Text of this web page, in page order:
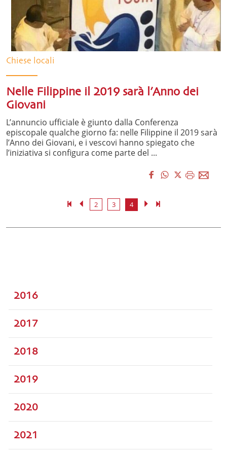
Chiese locali
Nelle Filippine il 2019 sarà l’Anno dei
Giovani
L’annuncio ufficiale è giunto dalla Conferenza
episcopale qualche giorno fa: nelle Filippine il 2019 sarà
l’Anno dei Giovani, e i vescovi hanno spiegato che
l’iniziativa si configura come parte del ...
2 3 4
2016
2017
2018
2019
2020
2021